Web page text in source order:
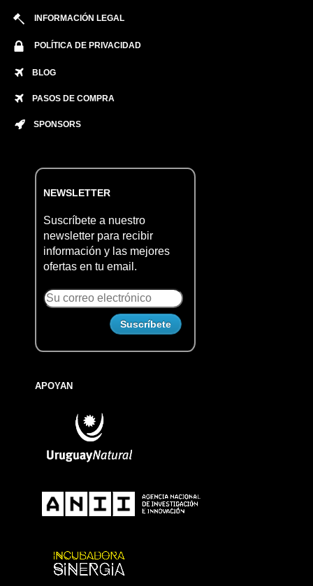
INFORMACIÓN LEGAL
POLÍTICA DE PRIVACIDAD
BLOG
PASOS DE COMPRA
SPONSORS
NEWSLETTER
Suscríbete a nuestro
newsletter para recibir
información y las mejores
ofertas en tu email.
APOYAN